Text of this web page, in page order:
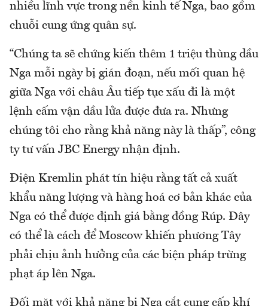
nhiều lĩnh vực trong nền kinh tế Nga, bao gồm
chuỗi cung ứng quân sự.
“Chúng ta sẽ chứng kiến thêm 1 triệu thùng dầu
Nga mỗi ngày bị gián đoạn, nếu mối quan hệ
giữa Nga với châu Âu tiếp tục xấu đi là một
lệnh cấm vận dầu lửa được đưa ra. Nhưng
chúng tôi cho rằng khả năng này là thấp”, công
ty tư vấn JBC Energy nhận định.
Điện Kremlin phát tín hiệu rằng tất cả xuất
khẩu năng lượng và hàng hoá cơ bản khác của
Nga có thể được định giá bằng đồng Rúp. Đây
có thể là cách để Moscow khiến phương Tây
phải chịu ảnh hưởng của các biện pháp trừng
phạt áp lên Nga.
Đối mặt với khả năng bị Nga cắt cung cấp khí